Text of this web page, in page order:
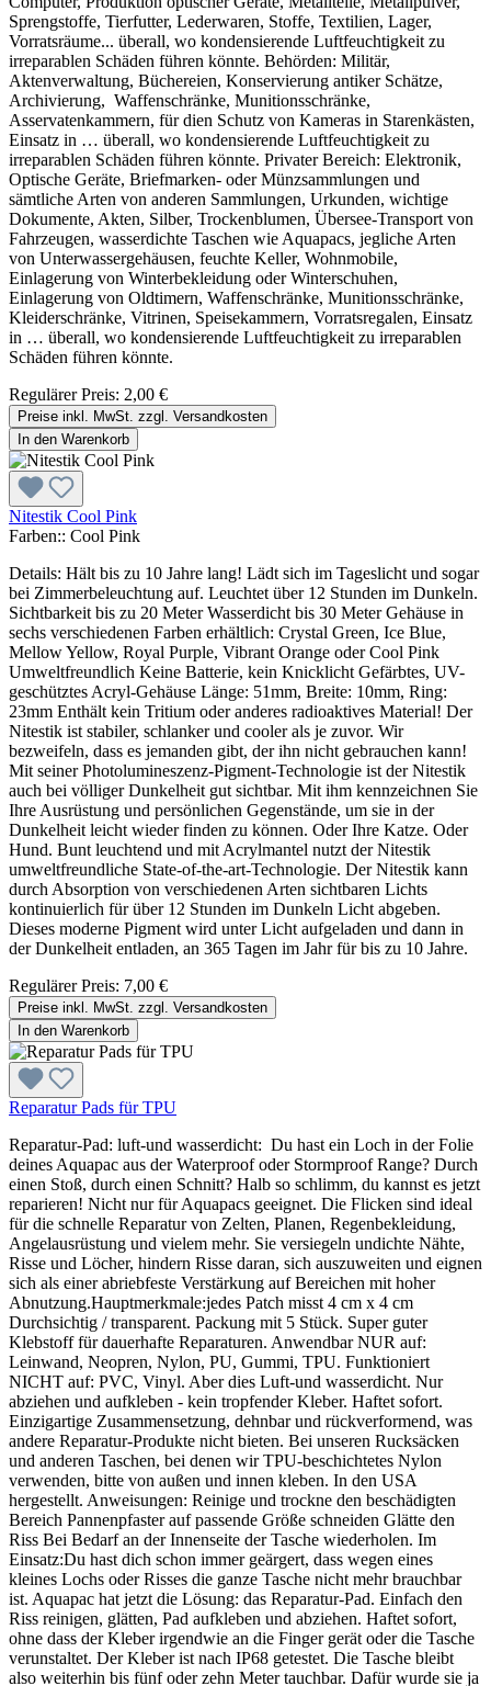
Sprengstoffe, Tierfutter, Lederwaren, Stoffe, Textilien, Lager,
Vorratsräume... überall, wo kondensierende Luftfeuchtigkeit zu
irreparablen Schäden führen könnte. Behörden: Militär,
Aktenverwaltung, Büchereien, Konservierung antiker Schätze,
Archivierung, Waffenschränke, Munitionsschränke,
Asservatenkammern, für dien Schutz von Kameras in Starenkästen,
Einsatz in … überall, wo kondensierende Luftfeuchtigkeit zu
irreparablen Schäden führen könnte. Privater Bereich: Elektronik,
Optische Geräte, Briefmarken- oder Münzsammlungen und
sämtliche Arten von anderen Sammlungen, Urkunden, wichtige
Dokumente, Akten, Silber, Trockenblumen, Übersee-Transport von
Fahrzeugen, wasserdichte Taschen wie Aquapacs, jegliche Arten
von Unterwassergehäusen, feuchte Keller, Wohnmobile,
Einlagerung von Winterbekleidung oder Winterschuhen,
Einlagerung von Oldtimern, Waffenschränke, Munitionsschränke,
Kleiderschränke, Vitrinen, Speisekammern, Vorratsregalen, Einsatz
in … überall, wo kondensierende Luftfeuchtigkeit zu irreparablen
Schäden führen könnte.
Regulärer Preis: 2,00 €
Preise inkl. MwSt. zzgl. Versandkosten
In den Warenkorb
Nitestik Cool Pink
Farben:: Cool Pink
Details: Hält bis zu 10 Jahre lang! Lädt sich im Tageslicht und sogar
bei Zimmerbeleuchtung auf. Leuchtet über 12 Stunden im Dunkeln.
Sichtbarkeit bis zu 20 Meter Wasserdicht bis 30 Meter Gehäuse in
sechs verschiedenen Farben erhältlich: Crystal Green, Ice Blue,
Mellow Yellow, Royal Purple, Vibrant Orange oder Cool Pink
Umweltfreundlich Keine Batterie, kein Knicklicht Gefärbtes, UV-
geschütztes Acryl-Gehäuse Länge: 51mm, Breite: 10mm, Ring:
23mm Enthält kein Tritium oder anderes radioaktives Material! Der
Nitestik ist stabiler, schlanker und cooler als je zuvor. Wir
bezweifeln, dass es jemanden gibt, der ihn nicht gebrauchen kann!
Mit seiner Photolumineszenz-Pigment-Technologie ist der Nitestik
auch bei völliger Dunkelheit gut sichtbar. Mit ihm kennzeichnen Sie
Ihre Ausrüstung und persönlichen Gegenstände, um sie in der
Dunkelheit leicht wieder finden zu können. Oder Ihre Katze. Oder
Hund. Bunt leuchtend und mit Acrylmantel nutzt der Nitestik
umweltfreundliche State-of-the-art-Technologie. Der Nitestik kann
durch Absorption von verschiedenen Arten sichtbaren Lichts
kontinuierlich für über 12 Stunden im Dunkeln Licht abgeben.
Dieses moderne Pigment wird unter Licht aufgeladen und dann in
der Dunkelheit entladen, an 365 Tagen im Jahr für bis zu 10 Jahre.
Regulärer Preis: 7,00 €
Preise inkl. MwSt. zzgl. Versandkosten
In den Warenkorb
Reparatur Pads für TPU
Reparatur-Pad: luft-und wasserdicht: Du hast ein Loch in der Folie
deines Aquapac aus der Waterproof oder Stormproof Range? Durch
einen Stoß, durch einen Schnitt? Halb so schlimm, du kannst es jetzt
reparieren! Nicht nur für Aquapacs geeignet. Die Flicken sind ideal
für die schnelle Reparatur von Zelten, Planen, Regenbekleidung,
Angelausrüstung und vielem mehr. Sie versiegeln undichte Nähte,
Risse und Löcher, hindern Risse daran, sich auszuweiten und eignen
sich als einer abriebfeste Verstärkung auf Bereichen mit hoher
Abnutzung.Hauptmerkmale:jedes Patch misst 4 cm x 4 cm
Durchsichtig / transparent. Packung mit 5 Stück. Super guter
Klebstoff für dauerhafte Reparaturen. Anwendbar NUR auf:
Leinwand, Neopren, Nylon, PU, Gummi, TPU. Funktioniert
NICHT auf: PVC, Vinyl. Aber dies Luft-und wasserdicht. Nur
abziehen und aufkleben - kein tropfender Kleber. Haftet sofort.
Einzigartige Zusammensetzung, dehnbar und rückverformend, was
andere Reparatur-Produkte nicht bieten. Bei unseren Rucksäcken
und anderen Taschen, bei denen wir TPU-beschichtetes Nylon
verwenden, bitte von außen und innen kleben. In den USA
hergestellt. Anweisungen: Reinige und trockne den beschädigten
Bereich Pannenpfaster auf passende Größe schneiden Glätte den
Riss Bei Bedarf an der Innenseite der Tasche wiederholen. Im
Einsatz:Du hast dich schon immer geärgert, dass wegen eines
kleines Lochs oder Risses die ganze Tasche nicht mehr brauchbar
ist. Aquapac hat jetzt die Lösung: das Reparatur-Pad. Einfach den
Riss reinigen, glätten, Pad aufkleben und abziehen. Haftet sofort,
ohne dass der Kleber irgendwie an die Finger gerät oder die Tasche
verunstaltet. Der Kleber ist nach IP68 getestet. Die Tasche bleibt
also weiterhin bis fünf oder zehn Meter tauchbar. Dafür wurde sie ja